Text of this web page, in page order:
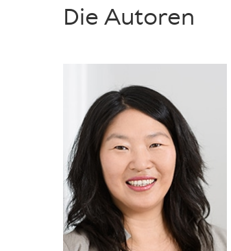
Die Autoren